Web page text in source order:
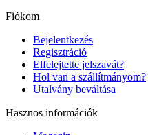
Fiókom
Bejelentkezés
Regisztráció
Elfelejtette jelszavát?
Hol van a szállítmányom?
Utalvány beváltása
Hasznos információk